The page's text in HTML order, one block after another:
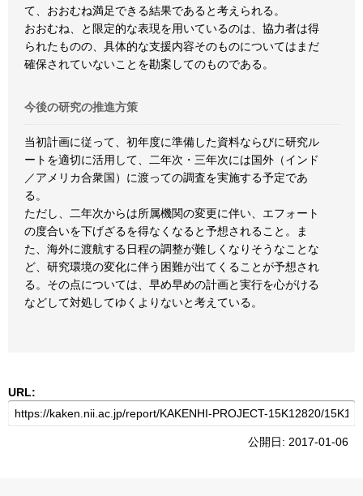
て、おおむね満足できる結果であると考えられる。
おおむね、と限定的な表現を用いているのは、協力者は得
られたものの、具体的な支援内容そのものについてはまだ
確保されていないことを勘案してのものである。
今後の研究の推進方策
当初計画に従って、初年度に準備した資料ならびに研究ル
ートを適切に活用して、二年次・三年次には国外（インド
／アメリカ合衆国）に渡っての調査を実施する予定であ
る。
ただし、二年次からは所属機関の変更に伴い、エフォート
の度合いを下げざるを得なくなると予想されること。ま
た、海外に渡航する日程の調整が難しくなりそうなことな
ど、研究環境の変化に伴う困難が出てくることが予想され
る。その点については、早め早めの計画と実行を心がける
などして対処してゆくよりないと考えている。
URL:
公開日: 2017-01-06